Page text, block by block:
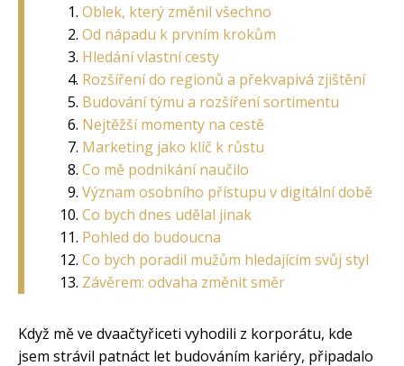
Oblek, který změnil všechno
Od nápadu k prvním krokům
Hledání vlastní cesty
Rozšíření do regionů a překvapivá zjištění
Budování týmu a rozšíření sortimentu
Nejtěžší momenty na cestě
Marketing jako klíč k růstu
Co mě podnikání naučilo
Význam osobního přístupu v digitální době
Co bych dnes udělal jinak
Pohled do budoucna
Co bych poradil mužům hledajícím svůj styl
Závěrem: odvaha změnit směr
Když mě ve dvaačtyřiceti vyhodili z korporátu, kde
jsem strávil patnáct let budováním kariéry, připadalo